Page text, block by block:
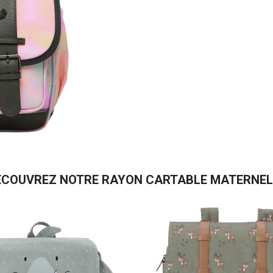
NOTRE RAYON CARTABLE